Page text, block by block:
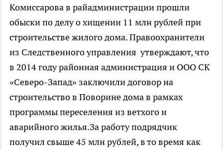
Комиссарова в райадминистрации прошли
обыски по делу о хищении 11 млн рублей при
строительстве жилого дома. Правоохранители
из Следственного управления утверждают, что
в 2014 году районная администрация и ООО СК
«Северо-Запад» заключили договор на
строительство в Поворине дома в рамках
программы переселения из ветхого и
аварийного жилья.За работу подрядчик
получил свыше 45 млн рублей, в то время как